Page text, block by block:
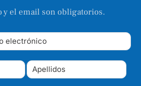
y el email son obligatorios.